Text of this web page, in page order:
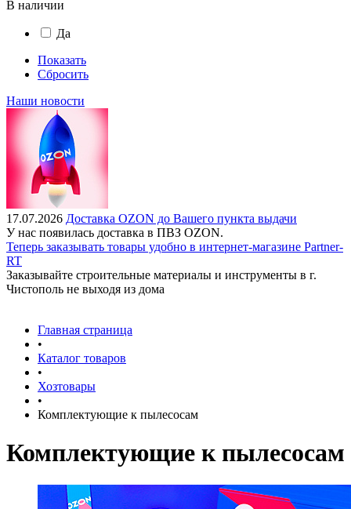
В наличии
Да
Показать
Сбросить
Наши новости
17.07.2026 Доставка OZON до Вашего пункта выдачи
У нас появилась доставка в ПВЗ OZON.
Теперь заказывать товары удобно в интернет-магазине Partner-
RT
Заказывайте строительные материалы и инструменты в г.
Чистополь не выходя из дома
Главная страница
•
Каталог товаров
•
Хозтовары
•
Комплектующие к пылесосам
Комплектующие к пылесосам